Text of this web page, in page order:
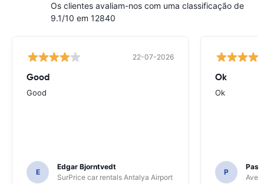
Os clientes avaliam-nos com uma classificação de
9.1/10 em 12840
22-07-2026
Good
Good
E
Edgar Bjorntvedt
SurPrice car rentals Antalya Airport
Ok
Ok
P
Avec